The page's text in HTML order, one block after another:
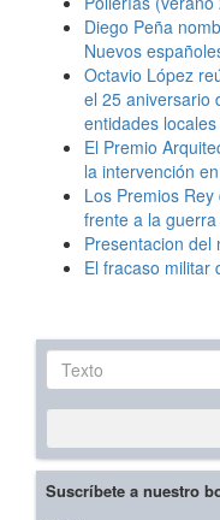
Diego Peña
Nuevos
Octavio López
el 25 aniversario
entidades locales
El Premio
la intervención
Los Premios
frente a la
Presentacion del
El fracaso militar
Texto
Suscríbete a nuestro